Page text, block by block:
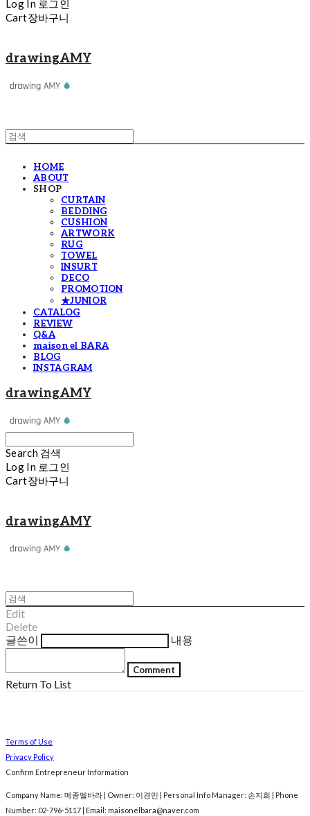
Log In 로그인
Cart장바구니
drawingAMY
HOME
ABOUT
SHOP
CURTAIN
BEDDING
CUSHION
ARTWORK
RUG
TOWEL
INSURT
DECO
PROMOTION
★JUNIOR
CATALOG
REVIEW
Q&A
maison el BARA
BLOG
INSTAGRAM
drawingAMY
Search 검색
Log In 로그인
Cart장바구니
drawingAMY
Edit
Delete
글쓴이
내용
Comment
Return To List
Terms of Use
Privacy Policy
Confirm Entrepreneur Information
Company Name: 메종엘바라 | Owner: 이경민 | Personal Info Manager: 손지희 | Phone
Number: 02-796-5117 | Email: maisonelbara@naver.com